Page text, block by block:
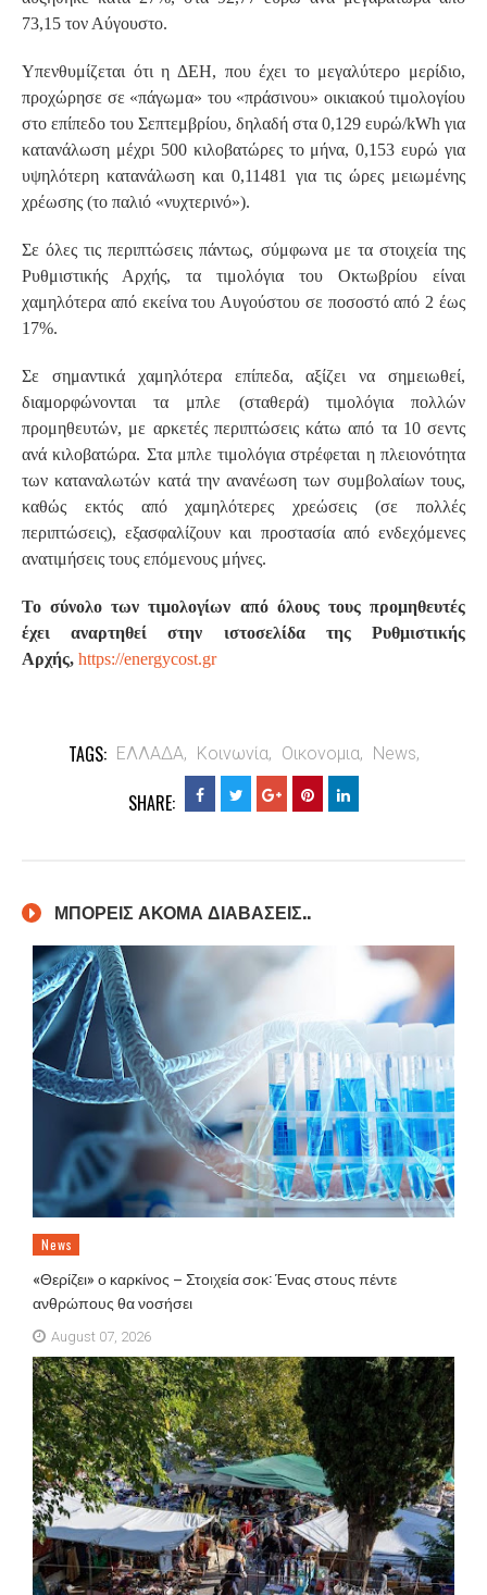
73,15 τον Αύγουστο.
Υπενθυμίζεται ότι η ΔΕΗ, που έχει το μεγαλύτερο μερίδιο,
προχώρησε σε «πάγωμα» του «πράσινου» οικιακού τιμολογίου
στο επίπεδο του Σεπτεμβρίου, δηλαδή στα 0,129 ευρώ/kWh για
κατανάλωση μέχρι 500 κιλοβατώρες το μήνα, 0,153 ευρώ για
υψηλότερη κατανάλωση και 0,11481 για τις ώρες μειωμένης
χρέωσης (το παλιό «νυχτερινό»).
Σε όλες τις περιπτώσεις πάντως, σύμφωνα με τα στοιχεία της
Ρυθμιστικής Αρχής, τα τιμολόγια του Οκτωβρίου είναι
χαμηλότερα από εκείνα του Αυγούστου σε ποσοστό από 2 έως
17%.
Σε σημαντικά χαμηλότερα επίπεδα, αξίζει να σημειωθεί,
διαμορφώνονται τα μπλε (σταθερά) τιμολόγια πολλών
προμηθευτών, με αρκετές περιπτώσεις κάτω από τα 10 σεντς
ανά κιλοβατώρα. Στα μπλε τιμολόγια στρέφεται η πλειονότητα
των καταναλωτών κατά την ανανέωση των συμβολαίων τους,
καθώς εκτός από χαμηλότερες χρεώσεις (σε πολλές
περιπτώσεις), εξασφαλίζουν και προστασία από ενδεχόμενες
ανατιμήσεις τους επόμενους μήνες.
Το σύνολο των τιμολογίων από όλους τους προμηθευτές
έχει αναρτηθεί στην ιστοσελίδα της Ρυθμιστικής
Αρχής, https://energycost.gr
TAGS: ΕΛΛΑΔΑ, Κοινωνία, Οικονομια, News,
SHARE:
ΜΠΟΡΕΙΣ ΑΚΟΜΑ ΔΙΑΒΑΣΕΙΣ..
News
«Θερίζει» ο καρκίνος – Στοιχεία σοκ: Ένας στους πέντε
ανθρώπους θα νοσήσει
August 07, 2026